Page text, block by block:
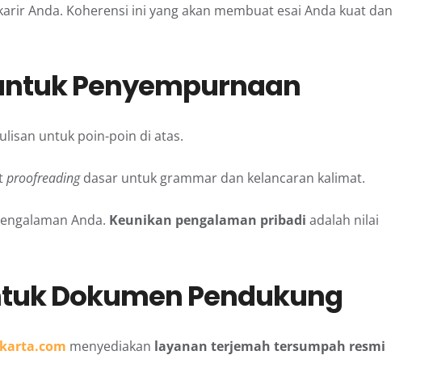
Anda. Koherensi ini yang akan membuat esai Anda kuat dan
Penyempurnaan
untuk poin-poin di atas.
proofreadingdasar untuk grammar dan kelancaran kalimat.
Anda. Keunikan pengalaman pribadi adalah nilai
Dokumen Pendukung
menyediakan layanan terjemah tersumpah resmi